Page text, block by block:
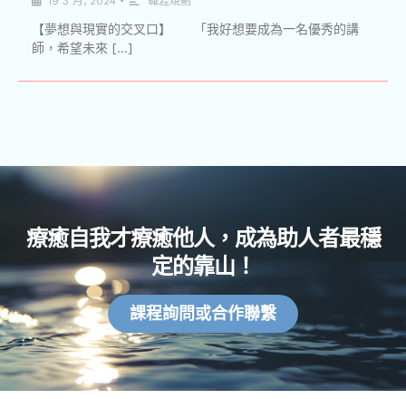
【夢想與現實的交叉口】 「我好想要成為一名優秀的講
師，希望未來 […]
療癒自我才療癒他人，成為助人者最穩
定的靠山！
課程詢問或合作聯繫